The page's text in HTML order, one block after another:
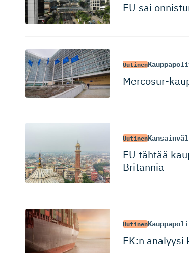
EU sai
Uutinen
Mercosur-
Uutinen
EU tähtää
Britannia
Uutinen
EK:n